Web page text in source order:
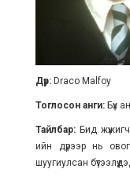
Дүр:Draco Malfoy
Тоглосон анги: Бүх
Тайлбар: Бид
ийн дүрээр нь
шуугиулсан